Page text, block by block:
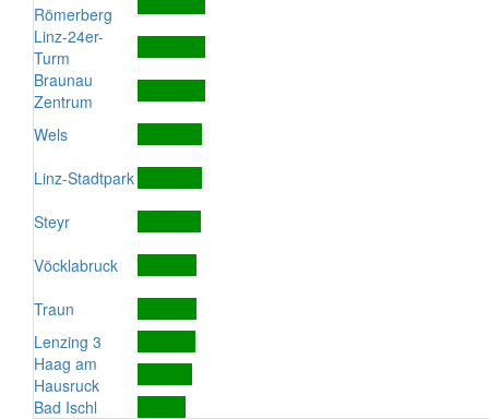
Römerberg
Linz-24er-
Turm
Braunau
Zentrum
Wels
Linz-Stadtpark
Steyr
Vöcklabruck
Traun
Lenzing 3
Haag am
Hausruck
Bad Ischl